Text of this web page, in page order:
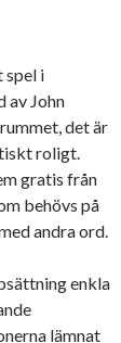
spel i
av John
det är
roligt.
gratis från
behövs på
andra ord.
enkla
lämnat